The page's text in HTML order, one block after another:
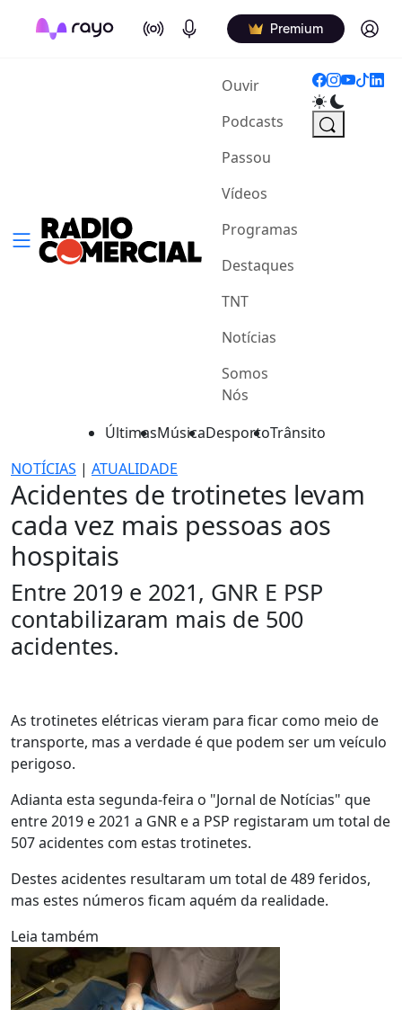
On Air Podcasts Premium Log in
Ouvir(current)
Podcasts
Passou
Vídeos
Programas
Destaques
TNT
Notícias
Somos
Nós
ÚltimasMúsicaDesportoTrânsito
NOTÍCIAS | ATUALIDADE
Acidentes de trotinetes levam
cada vez mais pessoas aos
hospitais
Entre 2019 e 2021, GNR E PSP
contabilizaram mais de 500
acidentes.
As trotinetes elétricas vieram para ficar como meio de
transporte, mas a verdade é que podem ser um veículo
perigoso.
Adianta esta segunda-feira o "Jornal de Notícias" que
entre 2019 e 2021 a GNR e a PSP registaram um total de
507 acidentes com estas trotinetes.
Destes acidentes resultaram um total de 489 feridos,
mas estes números ficam aquém da realidade.
Leia também